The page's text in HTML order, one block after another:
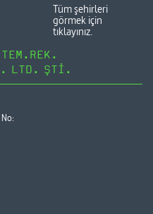
Tüm şehirleri
görmek için
tıklayınız.
LTD. ŞTİ.